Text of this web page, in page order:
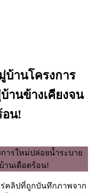
บ้านโครงการ
านข้างเคียงจน
อน!
ร่คลิปที่ถูกบันทึกภาพจาก